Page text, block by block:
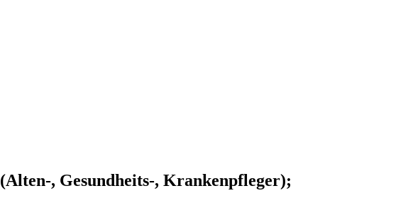
, Gesundheits-, Krankenpfleger);